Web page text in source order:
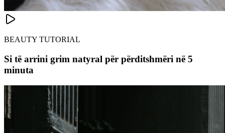
BEAUTY TUTORIAL
Si të arrini grim natyral për përditshmëri në 5
minuta